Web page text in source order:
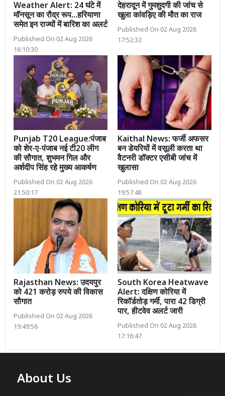
Weather Alert: 24 घंटे में
मॉनसून का रौद्र रूप...हरियाणा
समेत इन राज्यों में बारिश का अलर्ट
Published On 02 Aug 2026
16:10:30
देहरादून में गुमशुदगी की जांच से
खुला कांवड़िए की मौत का राज
Published On 02 Aug 2026
17:52:32
Punjab T20 League:पंजाब
को शेर-ए-पंजाब नई टी20 लीग
की सौगात, शुभमन गिल और
अर्शदीप सिंह रहे मुख्य आकर्षण
Published On 02 Aug 2026
21:50:17
Kaithal News: फर्जी अफसर
बन डेयरियों में वसूली करता था
वैटनरी डॉक्टर एसीबी जांच में
खुलासा
Published On 02 Aug 2026
19:57:48
Rajasthan News: उदयपुर
को 421 करोड़ रुपये की विकास
सौगात
Published On 02 Aug 2026
19:49:56
South Korea Heatwave
Alert: दक्षिण कोरिया में
रिकॉर्डतोड़ गर्मी, पारा 42 डिग्री
पार, हीटवेव अलर्ट जारी
Published On 02 Aug 2026
17:16:47
About Us